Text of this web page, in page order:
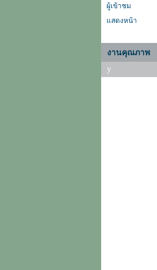
ผู้เข้าชม
แสดงหน้า
งานคุณภาพ
y